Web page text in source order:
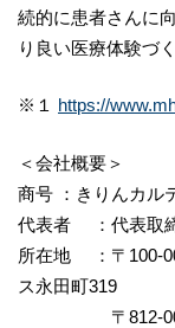
続的に患者さんに
り良い医療体験づ
※１ https://
＜会社概要＞
商号 ：きりんカル
代表者 ：代表取
所在地 ：〒100-
ス永田町319
〒812-0011 福